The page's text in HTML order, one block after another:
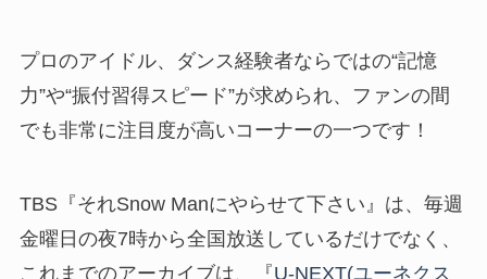
プロのアイドル、ダンス経験者ならではの“記憶
力”や“振付習得スピード”が求められ、ファンの間
でも非常に注目度が高いコーナーの一つです！
TBS『それSnow Manにやらせて下さい』は、毎週
金曜日の夜7時から全国放送しているだけでなく、
これまでのアーカイブは、『U-NEXT(ユーネクス